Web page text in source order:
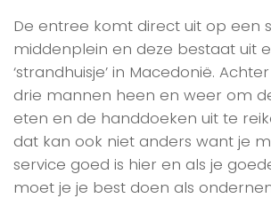
De entree komt direct uit op een
middenplein en deze bestaat uit
‘strandhuisje’ in Macedonië.
drie mannen heen en weer om
eten en de handdoeken uit te
dat kan ook niet anders want je
service goed is hier en als je
moet je je best doen als